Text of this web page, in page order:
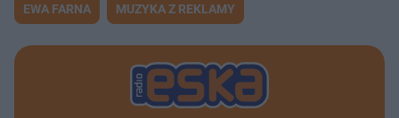
EWA FARNA MUZYKA Z REKLAMY